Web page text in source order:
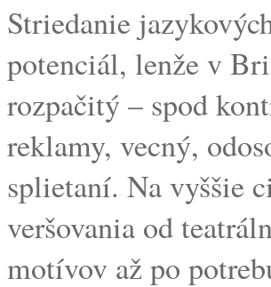
Striedanie
potenciál, lenže v
rozpačitý – spod
reklamy, vecný,
splietaní. Na vyššie
veršovania od
motívov až po